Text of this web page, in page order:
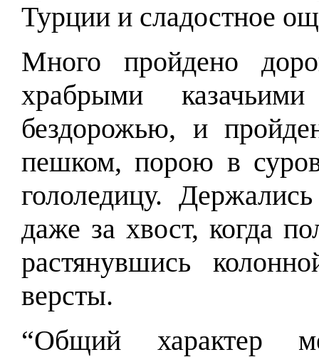
Турции и сладостное
Много пройдено
храбрыми
бездорожью, и
пешком, порою в
гололедицу.
даже за хвост, когда
растянувшись
версты.
“Общий характер